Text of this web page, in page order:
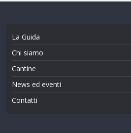
La Guida
Chi siamo
Cantine
News ed eventi
Contatti